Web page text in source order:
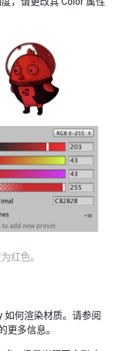
红色。
如何渲染材质。请参阅
更多信息。